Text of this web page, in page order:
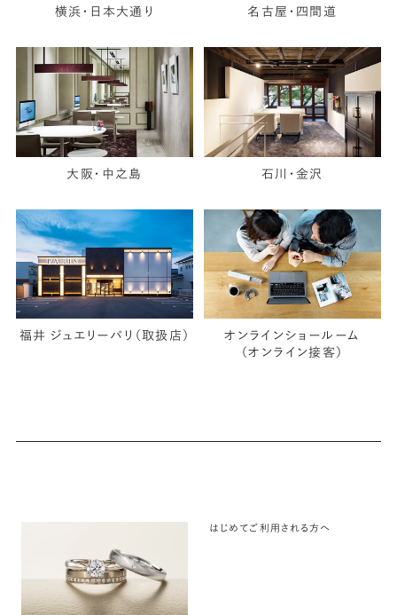
横浜・日本大通り 名古屋・四間道
大阪・中之島 石川・金沢
福井 ジュエリーパリ（取扱店）
オンラインショールーム
（オンライン接客）
はじめてご利用される方へ